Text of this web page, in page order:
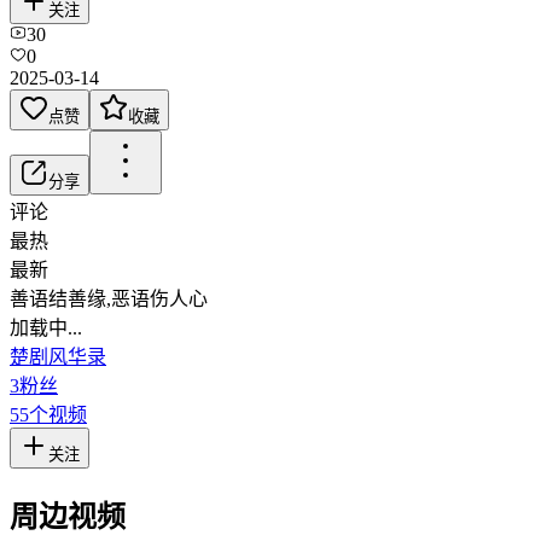
关注
30
0
2025-03-14
点赞 收藏
分享
评论
最热
最新
善语结善缘,恶语伤人心
加载中...
楚剧风华录
3粉丝
55个视频
关注
周边视频